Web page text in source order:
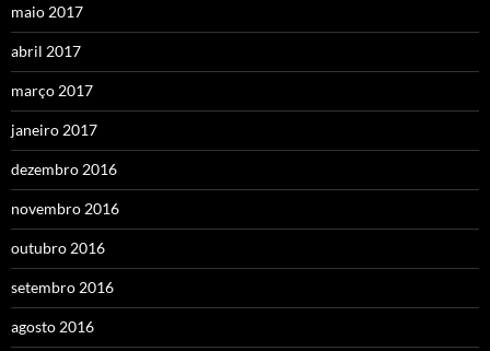
maio 2017
abril 2017
março 2017
janeiro 2017
dezembro 2016
novembro 2016
outubro 2016
setembro 2016
agosto 2016